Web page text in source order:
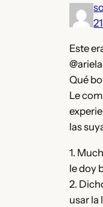
Este
Qué
Le
las
1.
le doy
2.
usar la